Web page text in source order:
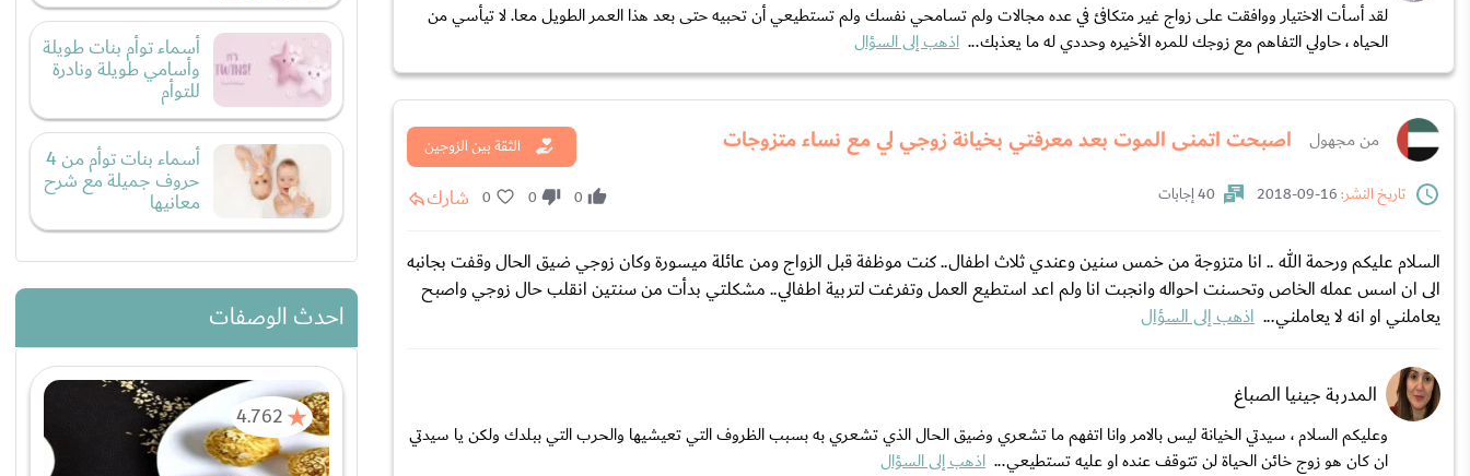
لقد أسأت الاختيار ووافقت على زواج غير متكافئ في عده مجالات ولم تسامحي نفسك ولم تستطيعي أن تحبيه حتى بعد هذا العمر الطويل معا. لا تيأسي من
الحياه ، حاولي التفاهم مع زوجك للمره الأخيره وحددي له ما يعذبك... اذهب إلى السؤال
من مجهول اصبحت اتمنى الموت بعد معرفتي بخيانة زوجي لي مع نساء متزوجات
الثقة بين الزوجين
تاريخ النشر:
40 إجابات 0
0
0 شارك
السلام عليكم ورحمة الله .. انا متزوجة من خمس سنين وعندي ثلاث اطفال.. كنت موظفة قبل الزواج ومن عائلة ميسورة وكان زوجي ضيق الحال وقفت بجانبه
الى ان اسس عمله الخاص وتحسنت احواله وانجبت انا ولم اعد استطيع العمل وتفرغت لتربية اطفالي.. مشكلتي بدأت من سنتين انقلب حال زوجي واصبح
يعاملني او انه لا يعاملني... اذهب إلى السؤال
المدربة جينيا الصباغ
وعليكم السلام ، سيدتي الخيانة ليس بالامر وانا اتفهم ما تشعري وضيق الحال الذي تشعري به بسبب الظروف التي تعيشيها والحرب التي ببلدك ولكن يا سيدتي
ان كان هو زوج خائن الحياة لن تتوقف عنده او عليه تستطيعي... اذهب إلى السؤال
أسماء توأم بنات طويلة
وأسامي طويلة ونادرة
للتوأم
أسماء بنات توأم من 4
حروف جميلة مع شرح
معانيها
احدث الوصفات
4.762